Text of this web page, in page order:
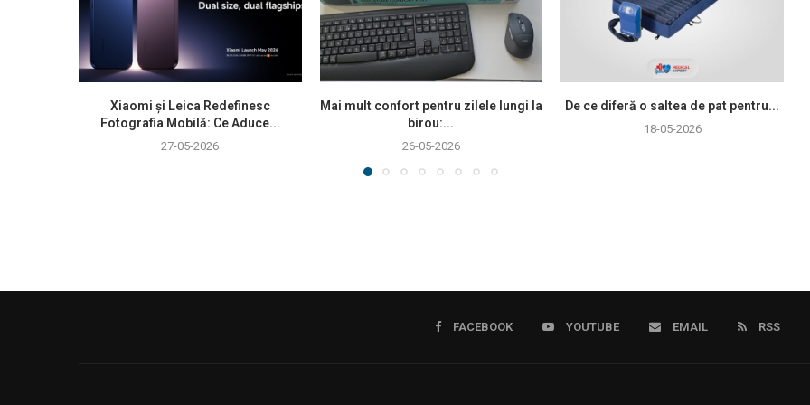
Xiaomi și Leica Redefinesc
Fotografia Mobilă: Ce Aduce...
27-05-2026
Mai mult confort pentru zilele lungi la
birou:...
26-05-2026
De ce diferă o saltea de pat pentru...
18-05-2026
FACEBOOK YOUTUBE EMAIL RSS